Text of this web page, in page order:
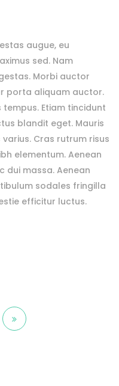
augue, eu
sed. Nam
Morbi auctor
porta aliquam auctor.
Etiam tincidunt
blandit eget. Mauris
Cras rutrum risus
elementum. Aenean
dui massa. Aenean
sodales fringilla
efficitur luctus.